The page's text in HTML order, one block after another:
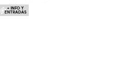
+ INFO Y
ENTRADAS